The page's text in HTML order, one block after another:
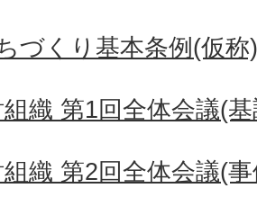
づくり基本条例(仮称
織 第1回全体会議(
織 第2回全体会議(